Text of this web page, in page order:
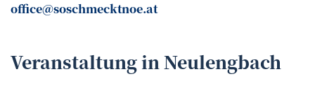
office@soschmecktnoe.at
VeranstaltunginNeulengbach